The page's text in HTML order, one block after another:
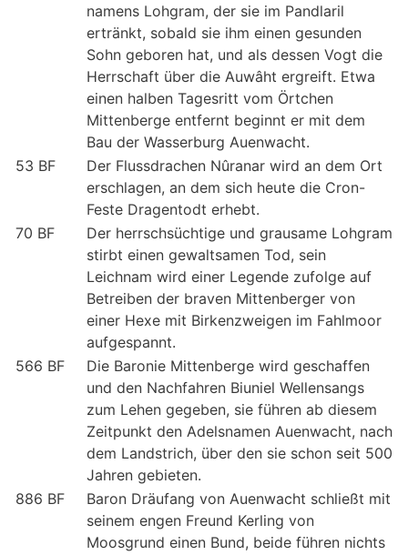
namens Lohgram, der sie im Pandlaril
ertränkt, sobald sie ihm einen gesunden
Sohn geboren hat, und als dessen Vogt die
Herrschaft über die Auwâht ergreift. Etwa
einen halben Tagesritt vom Örtchen
Mittenberge entfernt beginnt er mit dem
Bau der Wasserburg Auenwacht.
53 BF
Der Flussdrachen Nûranar wird an dem Ort
erschlagen, an dem sich heute die Cron-
Feste Dragentodt erhebt.
70 BF
Der herrschsüchtige und grausame Lohgram
stirbt einen gewaltsamen Tod, sein
Leichnam wird einer Legende zufolge auf
Betreiben der braven Mittenberger von
einer Hexe mit Birkenzweigen im Fahlmoor
aufgespannt.
566 BF
Die Baronie Mittenberge wird geschaffen
und den Nachfahren Biuniel Wellensangs
zum Lehen gegeben, sie führen ab diesem
Zeitpunkt den Adelsnamen Auenwacht, nach
dem Landstrich, über den sie schon seit 500
Jahren gebieten.
886 BF
Baron Dräufang von Auenwacht schließt mit
seinem engen Freund Kerling von
Moosgrund einen Bund, beide führen nichts